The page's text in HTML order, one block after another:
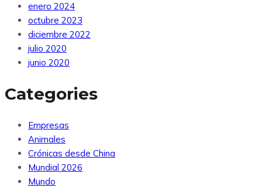
enero 2024
octubre 2023
diciembre 2022
julio 2020
junio 2020
Categories
Empresas
Animales
Crónicas desde China
Mundial 2026
Mundo